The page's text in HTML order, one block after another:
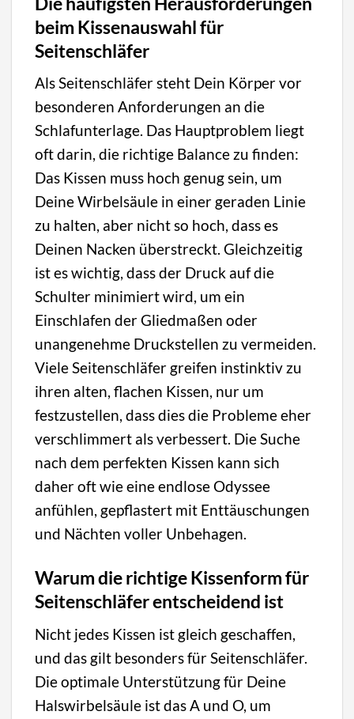
beim Kissenauswahl für
Seitenschläfer
Als Seitenschläfer steht Dein Körper vor
besonderen Anforderungen an die
Schlafunterlage. Das Hauptproblem liegt
oft darin, die richtige Balance zu finden:
Das Kissen muss hoch genug sein, um
Deine Wirbelsäule in einer geraden Linie
zu halten, aber nicht so hoch, dass es
Deinen Nacken überstreckt. Gleichzeitig
ist es wichtig, dass der Druck auf die
Schulter minimiert wird, um ein
Einschlafen der Gliedmaßen oder
unangenehme Druckstellen zu vermeiden.
Viele Seitenschläfer greifen instinktiv zu
ihren alten, flachen Kissen, nur um
festzustellen, dass dies die Probleme eher
verschlimmert als verbessert. Die Suche
nach dem perfekten Kissen kann sich
daher oft wie eine endlose Odyssee
anfühlen, gepflastert mit Enttäuschungen
und Nächten voller Unbehagen.
Warum die richtige Kissenform für
Seitenschläfer entscheidend ist
Nicht jedes Kissen ist gleich geschaffen,
und das gilt besonders für Seitenschläfer.
Die optimale Unterstützung für Deine
Halswirbelsäule ist das A und O, um